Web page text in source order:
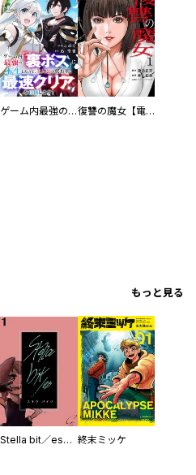
ゲーム内最強の『裏ボス』に転生したので、主人公の代わりに最速クリアを目指します！【電子単行本版】 復讐の魔女【電子単行本版】
もっと見る
Stella bit／es【単話版】 終末ミッケ